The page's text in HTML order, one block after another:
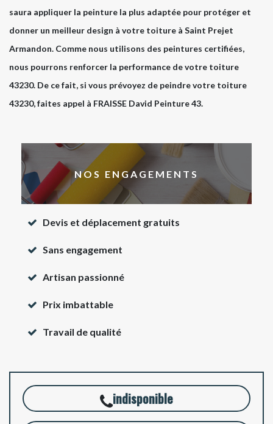
saura appliquer la peinture la plus adaptée pour protéger et
donner un meilleur design à votre toiture à Saint Prejet
Armandon. Comme nous utilisons des peintures certifiées,
nous pourrons renforcer la performance de votre toiture
43230. De ce fait, si vous prévoyez de peindre votre toiture
43230, faites appel à FRAISSE David Peinture 43.
NOS ENGAGEMENTS
Devis et déplacement gratuits
Sans engagement
Artisan passionné
Prix imbattable
Travail de qualité
indisponible